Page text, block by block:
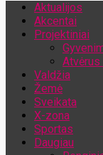
Aktualijos
Akcentai
Projektiniai
Valdžia
Žemė
Sveikata
X-zona
Sportas
Daugiau